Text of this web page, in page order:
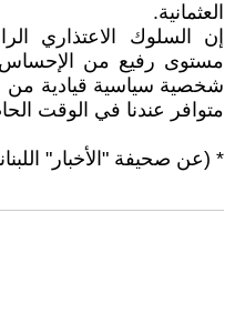
العثمانية.
إن السلوك الاعتذاري
مستوى رفيع من الإحساس
شخصية سياسية قيادية من
متوافر عندنا في الوقت
* (عن صحيفة "الأخبار"